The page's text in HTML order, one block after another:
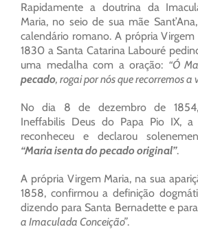
Rapidamente a doutrina da
Maria, no seio de sua mãe
calendário romano. A própria Virgem
1830 a Santa Catarina Labouré
uma medalha com a oração: “Ó
pecado, rogai por nós que recorremos a
No dia 8 de dezembro de
Ineffabilis Deus do Papa Pio IX, a
reconheceu e declarou
“Maria isenta do pecado original”.
A própria Virgem Maria, na sua
1858, confirmou a definição
dizendo para Santa Bernadette e
a Imaculada Conceição”.